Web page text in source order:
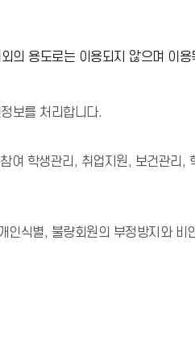
용도로는 이용되지 않으며 이
보를 처리합니다.
학생관리, 취업지원, 보건관리
식별, 불량회원의 부정방지와